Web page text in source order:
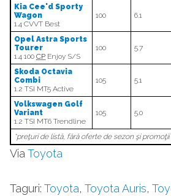
Kia Cee'd Sporty
Wagon
1.4 CVVT Best
100 6.1
Opel Astra Sports
Tourer
1.4 100 CP Enjoy S/S
100 5.7
Skoda Octavia
Combi
1.2 TSI MT5 Active
105 5.1
Volkswagen Golf
Variant
1.2 TSI MT6 Trendline
105 5.0
*preţuri de listă, fără oferte de sezon şi promoţii
ViaToyota
Taguri: Toyota, Toyota Auris,